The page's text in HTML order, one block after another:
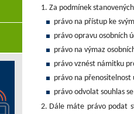
Za podmínek
právo na přístup ke
právo opravu osobních
právo na výmaz
právo vznést námitku
právo na přenositelnost
právo odvolat souhlas
Dále máte právo podat